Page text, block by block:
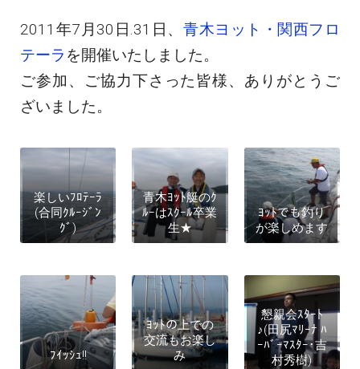
2011年7月30日.31日、 青木ヨット・関西フロ
テーラ を開催いたしました。
ご参加、ご協力下さった皆様、ありがとうご
ざいました。
楽しいﾌﾛﾃｰﾗ
(合同ｸﾙｰｼﾞﾝ
ｸﾞ)
青木ﾖｯﾄ艇のｸ
ﾙｰはｽｸｰﾙ卒業
生★
ﾖｯﾄでも釣り
が楽しめます
ﾌｲｯｼｭ!!
ﾖｯﾄの上での
交流もお楽し
み
懇親会ｽﾀｰﾄ
♪(田尻ﾏﾘｰﾅ ﾊ
ｰﾊﾞｰﾏｽﾀｰ･吉
村秀樹)